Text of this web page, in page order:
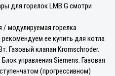
для горелок LMB G смотри
/ модулируемая горелка
ее купить для котла
Газовый клапан Kromschroder.
управления Siemens. Газовая
(прогрессивном)